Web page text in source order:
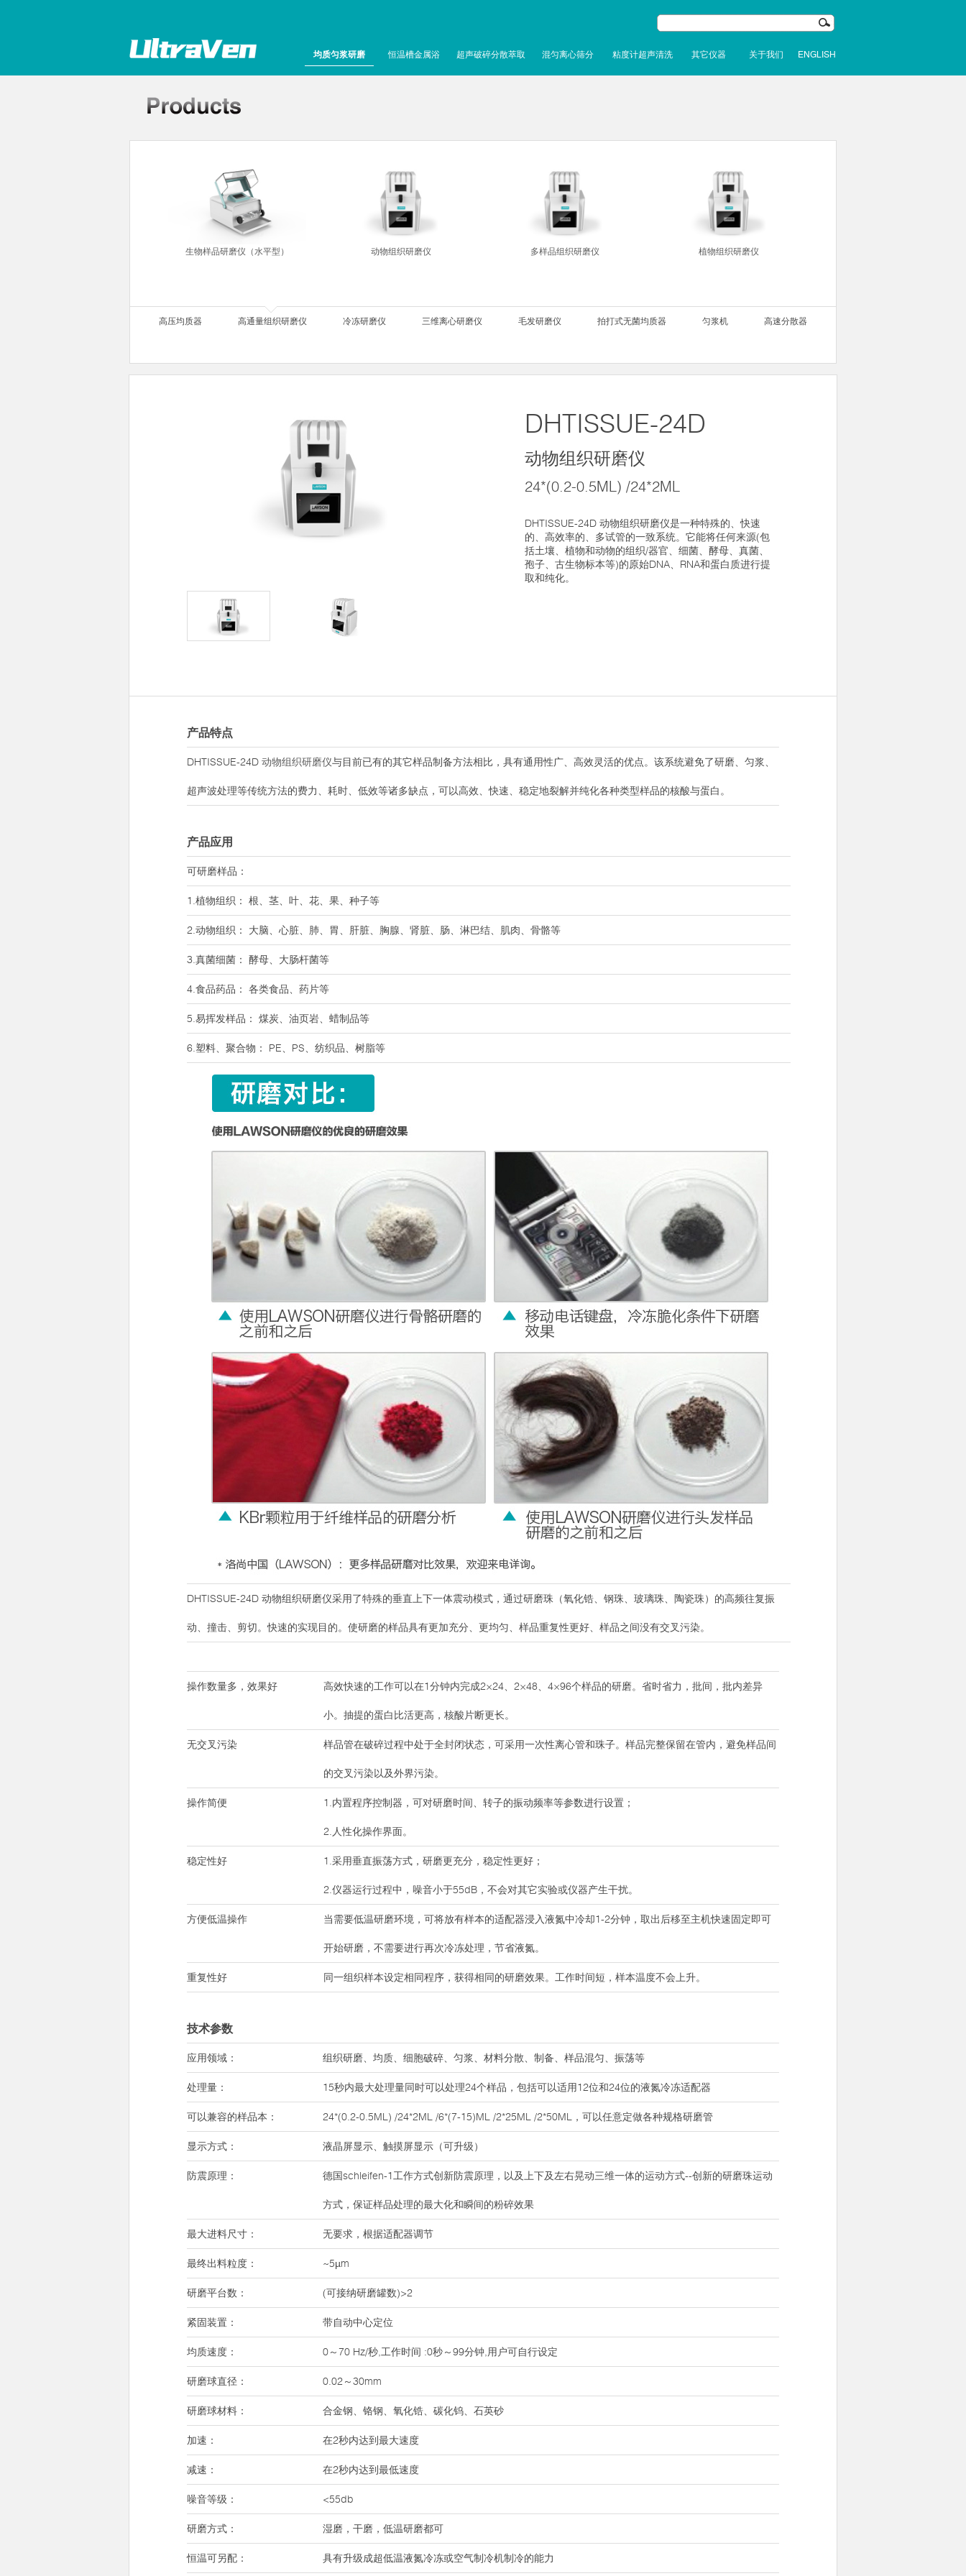
均质匀浆研磨 恒温槽金属浴 超声破碎分散萃取 混匀离心筛分 粘度计超声清洗 其它仪器 关于我们 ENGLISH
生物样品研磨仪（水平型） 动物组织研磨仪 多样品组织研磨仪 植物组织研磨仪
高压均质器 高通量组织研磨仪 冷冻研磨仪 三维离心研磨仪 毛发研磨仪 拍打式无菌均质器 匀浆机 高速分散器
DHTISSUE-24D
动物组织研磨仪
24*(0.2-0.5ML) /24*2ML
DHTISSUE-24D 动物组织研磨仪是一种特殊的、快速
的、高效率的、多试管的一致系统。它能将任何来源(包
括土壤、植物和动物的组织/器官、细菌、酵母、真菌、
孢子、古生物标本等)的原始DNA、RNA和蛋白质进行提
取和纯化。
产品特点
DHTISSUE-24D 动物组织研磨仪与目前已有的其它样品制备方法相比，具有通用性广、高效灵活的优点。该系统避免了研磨、匀浆、
超声波处理等传统方法的费力、耗时、低效等诸多缺点，可以高效、快速、稳定地裂解并纯化各种类型样品的核酸与蛋白。
产品应用
可研磨样品：
1.植物组织： 根、茎、叶、花、果、种子等
2.动物组织： 大脑、心脏、肺、胃、肝脏、胸腺、肾脏、肠、淋巴结、肌肉、骨骼等
3.真菌细菌： 酵母、大肠杆菌等
4.食品药品： 各类食品、药片等
5.易挥发样品： 煤炭、油页岩、蜡制品等
6.塑料、聚合物： PE、PS、纺织品、树脂等
DHTISSUE-24D 动物组织研磨仪采用了特殊的垂直上下一体震动模式，通过研磨珠（氧化锆、钢珠、玻璃珠、陶瓷珠）的高频往复振
动、撞击、剪切。快速的实现目的。使研磨的样品具有更加充分、更均匀、样品重复性更好、样品之间没有交叉污染。
操作数量多，效果好 高效快速的工作可以在1分钟内完成2×24、2×48、4×96个样品的研磨。省时省力，批间，批内差异
小。抽提的蛋白比活更高，核酸片断更长。
无交叉污染 样品管在破碎过程中处于全封闭状态，可采用一次性离心管和珠子。样品完整保留在管内，避免样品间
的交叉污染以及外界污染。
操作简便 1.内置程序控制器，可对研磨时间、转子的振动频率等参数进行设置；
2.人性化操作界面。
稳定性好 1.采用垂直振荡方式，研磨更充分，稳定性更好；
2.仪器运行过程中，噪音小于55dB，不会对其它实验或仪器产生干扰。
方便低温操作 当需要低温研磨环境，可将放有样本的适配器浸入液氮中冷却1-2分钟，取出后移至主机快速固定即可
开始研磨，不需要进行再次冷冻处理，节省液氮。
重复性好 同一组织样本设定相同程序，获得相同的研磨效果。工作时间短，样本温度不会上升。
技术参数
应用领域： 组织研磨、均质、细胞破碎、匀浆、材料分散、制备、样品混匀、振荡等
处理量： 15秒内最大处理量同时可以处理24个样品，包括可以适用12位和24位的液氮冷冻适配器
可以兼容的样品本： 24*(0.2-0.5ML) /24*2ML /6*(7-15)ML /2*25ML /2*50ML，可以任意定做各种规格研磨管
显示方式： 液晶屏显示、触摸屏显示（可升级）
防震原理： 德国schleifen-1工作方式创新防震原理，以及上下及左右晃动三维一体的运动方式--创新的研磨珠运动
方式，保证样品处理的最大化和瞬间的粉碎效果
最大进料尺寸： 无要求，根据适配器调节
最终出料粒度： ~5µm
研磨平台数： (可接纳研磨罐数)>2
紧固装置： 带自动中心定位
均质速度： 0～70 Hz/秒,工作时间 :0秒～99分钟,用户可自行设定
研磨球直径： 0.02～30mm
研磨球材料： 合金钢、铬钢、氧化锆、碳化钨、石英砂
加速： 在2秒内达到最大速度
减速： 在2秒内达到最低速度
噪音等级： <55db
研磨方式： 湿磨，干磨，低温研磨都可
恒温可另配： 具有升级成超低温液氮冷冻或空气制冷机制冷的能力